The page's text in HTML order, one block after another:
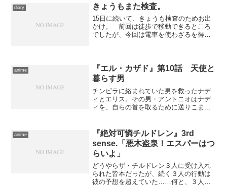
品で活躍し...
diary きょうもまた検査。
15日に続いて、きょうも検査のためお出
かけ。 前回は徒歩で移動できるところ
でしたが、今回は電車を使わざるを得な
てみよう！」とさえ思っ...
anime
『エル・カザド』第10話 天使と
暮らす男
チンピラに絡まれていた男を救ったナデ
ィとエリス。その男・アントニオはナデ
ィを、自らの首を取るために送りこまれ
オが放り込まれた刑務所で出会った、終
身刑を宣告された男の情婦...
anime
『絶対可憐チルドレン』3rd
sense.「悪木盗泉！エスパーはつ
らいよ」
どうやらザ・チルドレン３人に受け入れ
られた皆本だったが、続く３人の行動は
彼の予想を超えていた……何と、３人揃